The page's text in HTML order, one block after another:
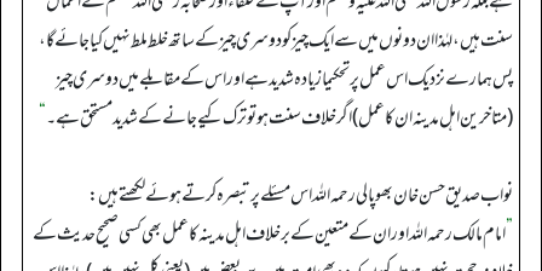
سنت ہیں، لہٰذا ان دونوں میں سے ایک چیز کو دوسری چیز کے ساتھ خلط ملط نہیں کیا جائے گا،
پس ہمارے نزدیک اس عمل پر تحکیما زیادہ شدید ہے اور اس کے مقابلے میں دوسری چیز
(متاخرین اہل مدینہ ان کا عمل) اگر خلاف سنت ہو تو ترک کیے جانے کے شدید مستحق ہے۔“
نواب صدیق حسن خان بھوپالی رحمہ اللہ اس مسئلے پر تبصرہ کرتے ہوئے لکھتے ہیں:
”امام مالک رحمہ اللہ اور ان کے متعین کے برخلاف اہل مدینہ کا عمل بھی کسی صحیح حدیث کے